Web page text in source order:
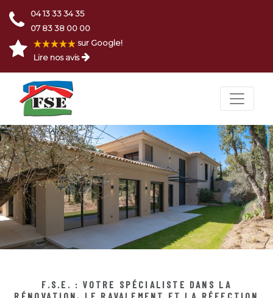
04 13 33 34 35
07 83 38 00 00
sur Google!
Lire nos avis
F.S.E. : VOTRE SPÉCIALISTE DANS LA
RÉNOVATION, LE RAVALEMENT ET LA RÉFECTION